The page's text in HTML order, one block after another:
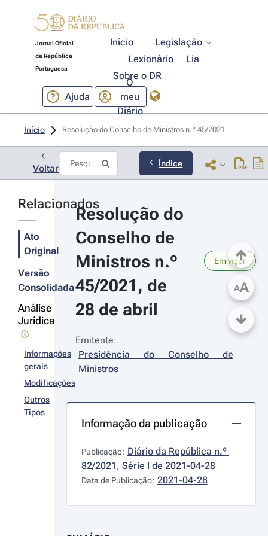
Jornal Oficial
da República
Portuguesa
Início
Legislação
Lexionário
Lia
Sobre o DR
Ajuda
O
meu
Diário
Início Resolução do Conselho de Ministros n.º 45/2021
Voltar Índice
Relacionados
Ato
Original
Versão
Consolidada
Análise
Jurídica
Informações
gerais
Modificações
Outros
Tipos
Resolução do
Conselho de
Ministros n.º
45/2021, de
28 de abril
Em vigor
Emitente:
Presidência do Conselho de
Ministros
Informação da publicação
Publicação: Diário da República n.º
82/2021, Série I de 2021-04-28
Data de Publicação: 2021-04-28
AA